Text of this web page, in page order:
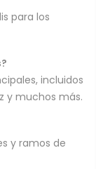
para los
incluidos
y muchos más.
y ramos de